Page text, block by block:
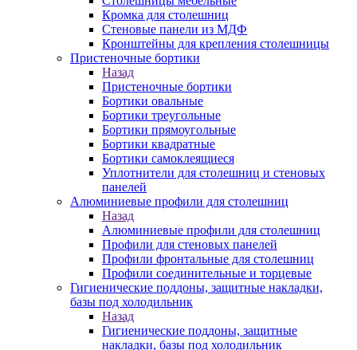
Кромка для столешниц
Стеновые панели из МДФ
Кронштейны для крепления столешницы
Пристеночные бортики
Назад
Пристеночные бортики
Бортики овальные
Бортики треугольные
Бортики прямоугольные
Бортики квадратные
Бортики самоклеящиеся
Уплотнители для столешниц и стеновых
панелей
Алюминиевые профили для столешниц
Назад
Алюминиевые профили для столешниц
Профили для стеновых панелей
Профили фронтальные для столешниц
Профили соединительные и торцевые
Гигиенические поддоны, защитные накладки,
базы под холодильник
Назад
Гигиенические поддоны, защитные
накладки, базы под холодильник